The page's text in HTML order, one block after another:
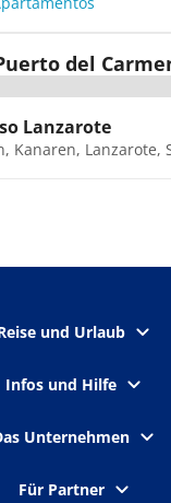
del
Lanzarote
Kanaren, Lanzarote,
und Urlaub
Infos und Hilfe
Unternehmen
Für Partner